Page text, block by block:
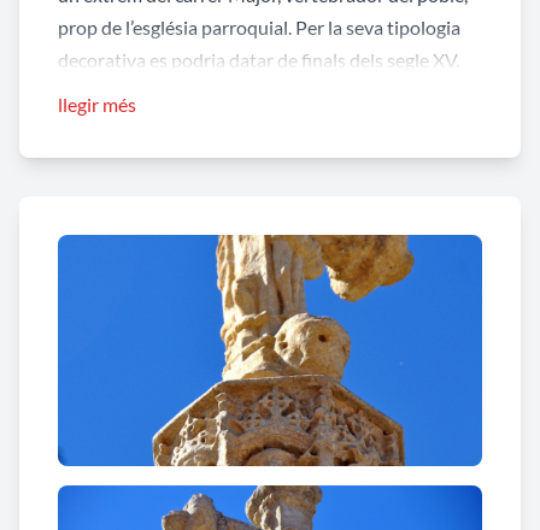
prop de l’església parroquial. Per la seva tipologia
decorativa es podria datar de finals dels segle XV.
després de la qual fou reconstruïda; fou restaurada
Per una banda trobem a Crist Crucificatdamunt
d’una calavera, i per l’altra a laMare de
dempeus. El capitell octogonal està decorat
amb els baix relleus corresponents de sants i
màrtirs dins d’una traceria gòtica; s’identifica per
exemple Sant Sebastià mentre d’altres són de difícil
identificació en estar força malmesos. Originalment
els quatre braços que configuren la creu estaven
llegir més